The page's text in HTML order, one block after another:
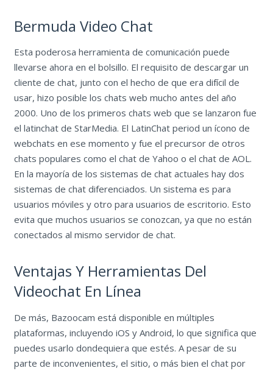
Bermuda Video Chat
Esta poderosa herramienta de comunicación puede
llevarse ahora en el bolsillo. El requisito de descargar un
cliente de chat, junto con el hecho de que era difícil de
usar, hizo posible los chats web mucho antes del año
2000. Uno de los primeros chats web que se lanzaron fue
el latinchat de StarMedia. El LatinChat period un ícono de
webchats en ese momento y fue el precursor de otros
chats populares como el chat de Yahoo o el chat de AOL.
En la mayoría de los sistemas de chat actuales hay dos
sistemas de chat diferenciados. Un sistema es para
usuarios móviles y otro para usuarios de escritorio. Esto
evita que muchos usuarios se conozcan, ya que no están
conectados al mismo servidor de chat.
Ventajas Y Herramientas Del
Videochat En Línea
De más, Bazoocam está disponible en múltiples
plataformas, incluyendo iOS y Android, lo que significa que
puedes usarlo dondequiera que estés. A pesar de su
parte de inconvenientes, el sitio, o más bien el chat por